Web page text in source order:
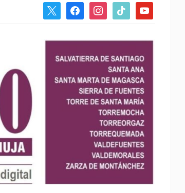
facebookinstagram
tiktok youtube